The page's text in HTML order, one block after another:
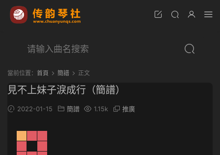
當前位置： 首頁 簡譜 正文
見不上妹子淚成行（簡譜）
2022-01-15 簡譜 1.15k 推廣